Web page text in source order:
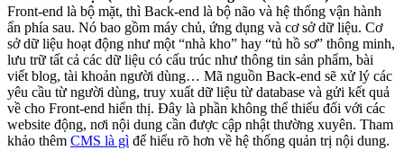
Front-end là bộ mặt, thì Back-end là bộ não và hệ thống vận hành
ẩn phía sau. Nó bao gồm máy chủ, ứng dụng và cơ sở dữ liệu. Cơ
sở dữ liệu hoạt động như một “nhà kho” hay “tủ hồ sơ” thông minh,
lưu trữ tất cả các dữ liệu có cấu trúc như thông tin sản phẩm, bài
viết blog, tài khoản người dùng… Mã nguồn Back-end sẽ xử lý các
yêu cầu từ người dùng, truy xuất dữ liệu từ database và gửi kết quả
về cho Front-end hiển thị. Đây là phần không thể thiếu đối với các
website động, nơi nội dung cần được cập nhật thường xuyên. Tham
khảo thêm CMS là gì để hiểu rõ hơn về hệ thống quản trị nội dung.